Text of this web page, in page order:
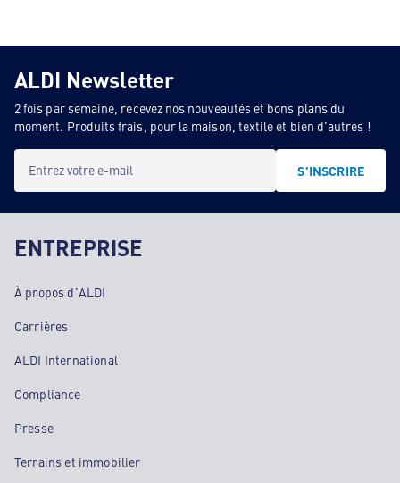
ALDI Newsletter
2 fois par semaine, recevez nos nouveautés et bons plans du
moment. Produits frais, pour la maison, textile et bien d'autres !
Entrez votre e-mail S'INSCRIRE
ENTREPRISE
À propos d'ALDI
Carrières
ALDI International
Compliance
Presse
Terrains et immobilier